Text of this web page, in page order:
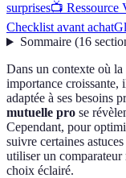
surprises📺 Ressource
Checklist avant achat
Sommaire(16
Dans un contexte où
importance croissante,
adaptée à ses besoins
mutuelle pro se
Cependant, pour
suivre certaines
utiliser un
choix éclairé.